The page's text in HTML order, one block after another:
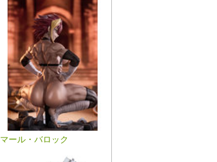
マール・バロック